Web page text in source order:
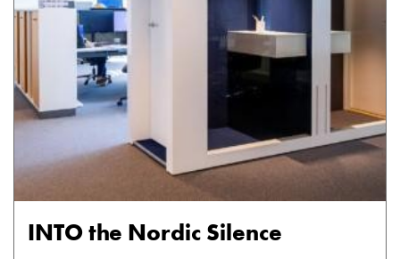
INTO the Nordic Silence